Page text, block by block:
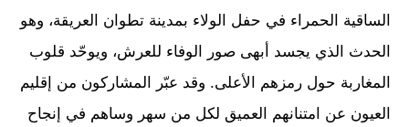
الساقية الحمراء في حفل الولاء بمدينة تطوان العريقة، وهو
الحدث الذي يجسد أبهى صور الوفاء للعرش، ويوحّد قلوب
المغاربة حول رمزهم الأعلى. وقد عبّر المشاركون من إقليم
العيون عن امتنانهم العميق لكل من سهر وساهم في إنجاح